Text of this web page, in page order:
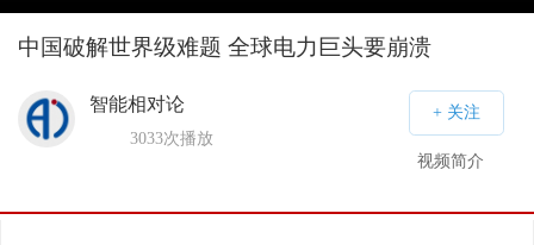
中国破解世界级难题 全球电力巨头要崩溃
智能相对论
3033次播放
视频简介